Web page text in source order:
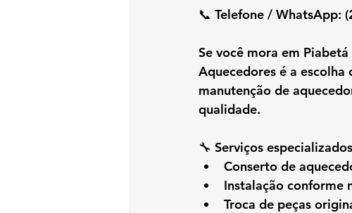
📞 Telefone / WhatsApp:
Se você mora em Piabetá
Aquecedores é a
manutenção de
qualidade.
🔧 Serviços
Conserto de
Instalação conforme
Troca de peças